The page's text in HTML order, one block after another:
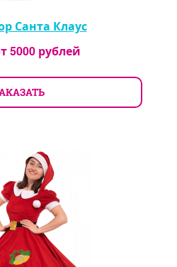
Санта Клаус
5000рублей